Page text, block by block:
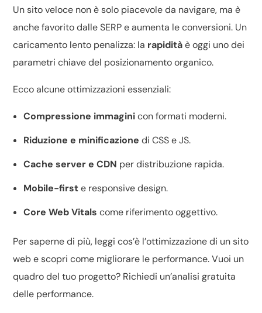
Un sito veloce non è solo piacevole da navigare, ma è
anche favorito dalle SERP e aumenta le conversioni. Un
caricamento lento penalizza: la rapiditàè oggi uno dei
parametri chiave del posizionamento organico.
Ecco alcune ottimizzazioni essenziali:
Compressione immaginicon formati moderni.
Riduzione e minificazione di CSS e JS.
Cache server e CDN per distribuzione rapida.
Mobile-firste responsive design.
Core Web Vitals come riferimento oggettivo.
Per saperne di più, leggicos’è l’ottimizzazione di un sito
webe scopricome migliorare le performance. Vuoi un
quadro del tuo progetto? Richiedi un’analisi gratuita
delle performance.